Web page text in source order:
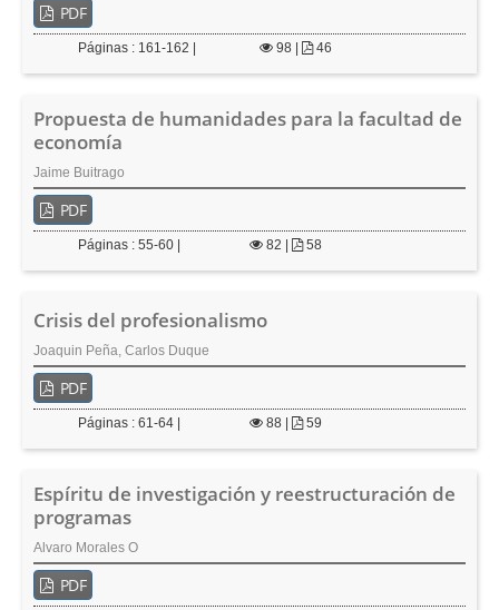
PDF
Páginas : 161-162 | 98 | 46
Propuesta de humanidades para la facultad de
economía
Jaime Buitrago
PDF
Páginas : 55-60 | 82 | 58
Crisis del profesionalismo
Joaquin Peña, Carlos Duque
PDF
Páginas : 61-64 | 88 | 59
Espíritu de investigación y reestructuración de
programas
Alvaro Morales O
PDF